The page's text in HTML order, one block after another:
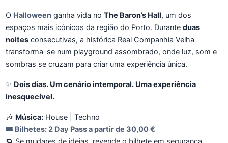
O Halloween ganha vida no The Baron’s Hall, um dos
espaços mais icónicos da região do Porto. Durante duas
noites consecutivas, a histórica Real Companhia Velha
transforma-se num playground assombrado, onde luz, som e
sombras se cruzam para criar uma experiência única.
✨ Dois dias. Um cenário intemporal. Uma experiência
inesquecível.
🎶 Música: House | Techno
🎟️ Bilhetes:2 Day Pass a partir de 30,00 €